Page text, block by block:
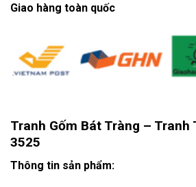
Giao hàng toàn quốc
Tranh Gốm Bát Tràng – Tranh
3525
Thông tin sản phẩm: